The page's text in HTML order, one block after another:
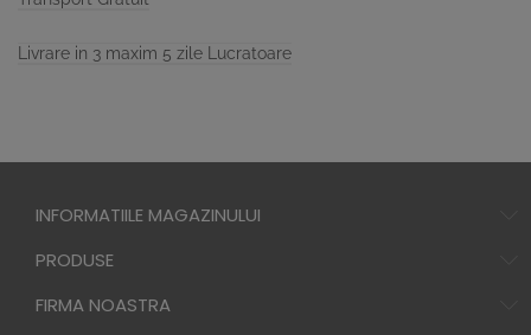
Livrare in 3 maxim 5 zile Lucratoare
INFORMATIILE MAGAZINULUI
PRODUSE
FIRMA NOASTRA